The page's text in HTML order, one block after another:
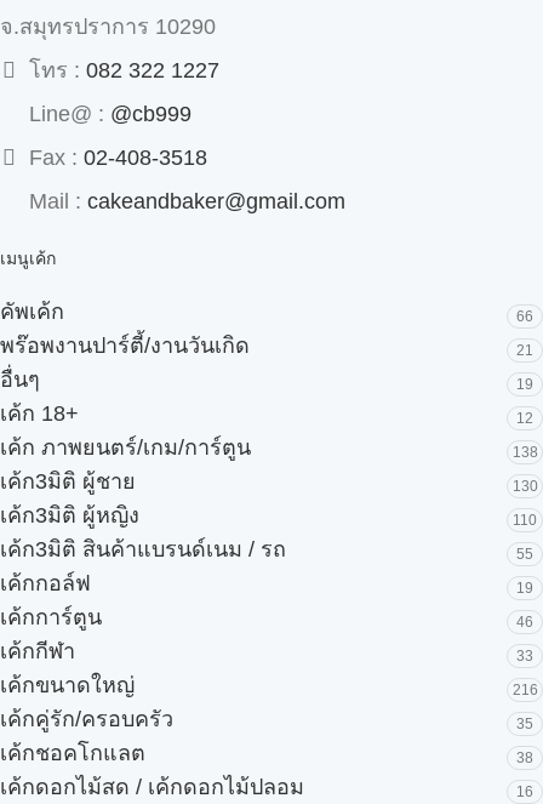
จ.สมุทรปราการ 10290
โทร : 082 322 1227
Line@ : @cb999
Fax : 02-408-3518
Mail : cakeandbaker@gmail.com
เมนูเค้ก
คัพเค้ก 66
พร๊อพงานปาร์ตี้/งานวันเกิด 21
อื่นๆ 19
เค้ก 18+ 12
เค้ก ภาพยนตร์/เกม/การ์ตูน 138
เค้ก3มิติ ผู้ชาย 130
เค้ก3มิติ ผู้หญิง 110
เค้ก3มิติ สินค้าแบรนด์เนม / รถ 55
เค้กกอล์ฟ 19
เค้กการ์ตูน 46
เค้กกีฬา 33
เค้กขนาดใหญ่ 216
เค้กคู่รัก/ครอบครัว 35
เค้กชอคโกแลต 38
เค้กดอกไม้สด / เค้กดอกไม้ปลอม 16